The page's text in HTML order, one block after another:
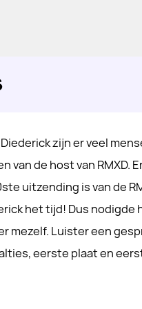
zijn er veel
van de host van RMXD.
uitzending is van de
het tijd! Dus nodigde
mezelf. Luister een
eerste plaat en